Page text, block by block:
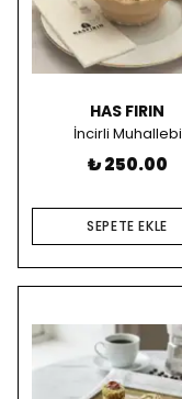
HAS FIRIN
İncirli Muhallebi
₺ 250.00
SEPETE EKLE